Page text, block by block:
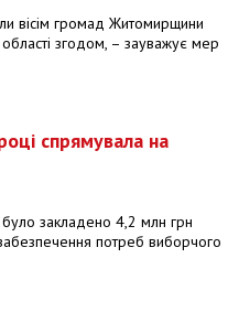
вісім громад Житомирщини
згодом, – зауважує мер
спрямувала на
закладено 4,2 млн грн
потреб виборчого